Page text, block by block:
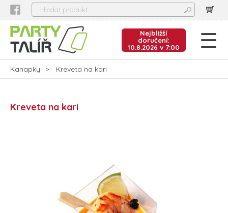
Nejbližší
doručení:
10.8.2026 v 7:00
Kanapky Kreveta na kari
Kreveta na kari